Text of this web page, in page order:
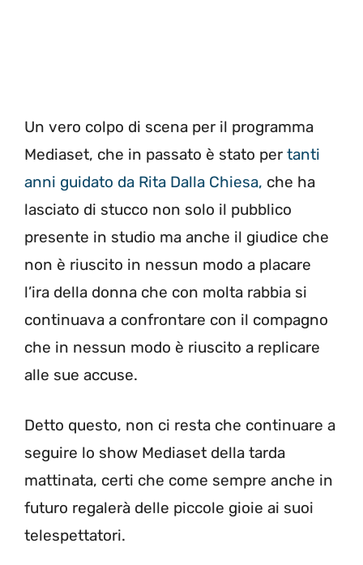
Un vero colpo di scena per il programma
Mediaset, che in passato è stato per tanti
anni guidato da Rita Dalla Chiesa, che ha
lasciato di stucco non solo il pubblico
presente in studio ma anche il giudice che
non è riuscito in nessun modo a placare
l’ira della donna che con molta rabbia si
continuava a confrontare con il compagno
che in nessun modo è riuscito a replicare
alle sue accuse.
Detto questo, non ci resta che continuare a
seguire lo show Mediaset della tarda
mattinata, certi che come sempre anche in
futuro regalerà delle piccole gioie ai suoi
telespettatori.